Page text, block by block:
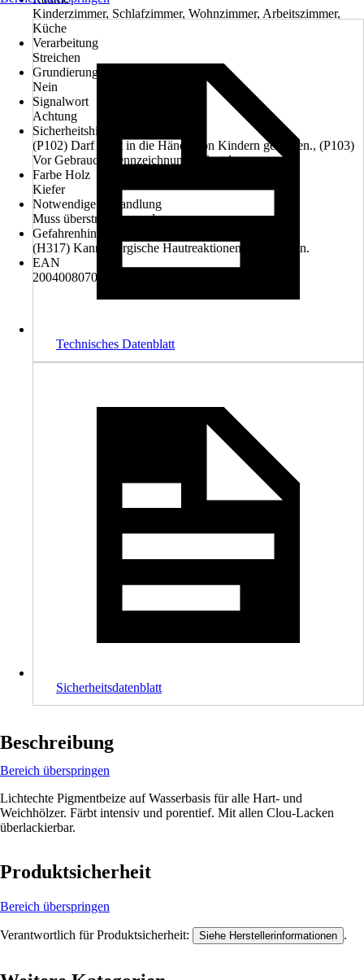
Kinderzimmer, Schlafzimmer, Wohnzimmer, Arbeitszimmer,
Küche
Verarbeitung
Streichen
Grundierung empfohlen
Nein
Signalwort
Achtung
Sicherheitshinweise (P-Sätze)
(P102) Darf nicht in die Hände von Kindern gelangen., (P103)
Vor Gebrauch Kennzeichnungsetikett lesen.
Farbe Holz
Kiefer
Notwendige Behandlung
Muss überstrichen werden
Gefahrenhinweise (H-Sätze)
(H317) Kann allergische Hautreaktionen verursachen.
EAN
2004008070001, 4007141104556, 4034139172877
Technisches Datenblatt
Sicherheitsdatenblatt
Beschreibung
Bereich überspringen
Lichtechte Pigmentbeize auf Wasserbasis für alle Hart- und
Weichhölzer. Färbt intensiv und porentief. Mit allen Clou-Lacken
überlackierbar.
Produktsicherheit
Bereich überspringen
Verantwortlich für Produktsicherheit: Siehe Herstellerinformationen .